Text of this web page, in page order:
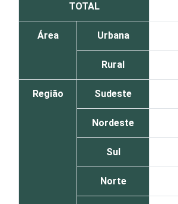
TOTAL
Área Urbana
Rural
Região Sudeste
Nordeste
Sul
Norte